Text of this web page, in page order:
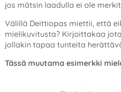
jos mätsin laadulla ei ole
Välillä Deittiopas miettii, että
mielikuvitusta? Kirjoittakaa
jollakin tapaa tunteita
Tässä muutama esimerkki